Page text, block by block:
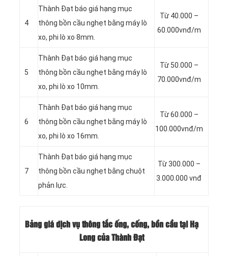
4
Thành Đạt báo giá hạng mục
thông bồn cầu nghẹt bằng máy lò
xo, phi lò xo 8mm.
Từ 40.000 –
60.000vnđ/m
5
Thành Đạt báo giá hạng mục
thông bồn cầu nghẹt bằng máy lò
xo, phi lò xo 10mm.
Từ 50.000 –
70.000vnđ/m
6
Thành Đạt báo giá hạng mục
thông bồn cầu nghẹt bằng máy lò
xo, phi lò xo 16mm.
Từ 60.000 –
100.000vnđ/m
7
Thành Đạt báo giá hạng mục
thông bồn cầu nghẹt bằng chuột
phản lực.
Từ 300.000 –
3.000.000 vnđ
Bảng giá dịch vụ thông tắc ống, cống, bồn cầu tại Hạ
Long của Thành Đạt